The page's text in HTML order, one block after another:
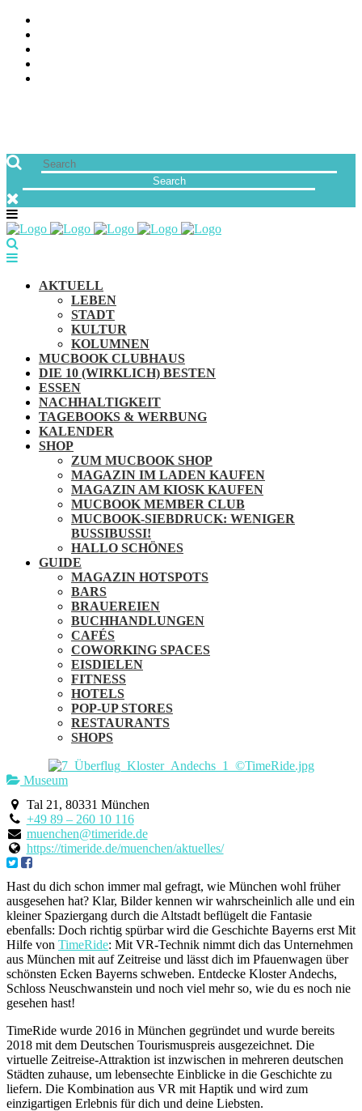
AKTUELL
LEBEN
STADT
KULTUR
KOLUMNEN
MUCBOOK CLUBHAUS
DIE 10 (WIRKLICH) BESTEN
ESSEN
NACHHALTIGKEIT
TAGEBOOKS & WERBUNG
KALENDER
SHOP
ZUM MUCBOOK SHOP
MAGAZIN IM LADEN KAUFEN
MAGAZIN AM KIOSK KAUFEN
MUCBOOK MEMBER CLUB
MUCBOOK-SIEBDRUCK: WENIGER
BUSSIBUSSI!
HALLO SCHÖNES
GUIDE
MAGAZIN HOTSPOTS
BARS
BRAUEREIEN
BUCHHANDLUNGEN
CAFÉS
COWORKING SPACES
EISDIELEN
FITNESS
HOTELS
POP-UP STORES
RESTAURANTS
SHOPS
Museum
Tal 21, 80331 München
+49 89 – 260 10 116
muenchen@timeride.de
https://timeride.de/muenchen/aktuelles/
Hast du dich schon immer mal gefragt, wie München wohl früher
ausgesehen hat? Klar, Bilder kennen wir wahrscheinlich alle und ein
kleiner Spaziergang durch die Altstadt beflügelt die Fantasie
ebenfalls: Doch richtig spürbar wird die Geschichte Bayerns erst Mit
Hilfe von TimeRide: Mit VR-Technik nimmt dich das Unternehmen
aus München mit auf Zeitreise und lässt dich im Pfauenwagen über
schönsten Ecken Bayerns schweben. Entdecke Kloster Andechs,
Schloss Neuschwanstein und noch viel mehr so, wie du es noch nie
gesehen hast!
TimeRide wurde 2016 in München gegründet und wurde bereits
2018 mit dem Deutschen Tourismuspreis ausgezeichnet. Die
virtuelle Zeitreise-Attraktion ist inzwischen in mehreren deutschen
Städten zuhause, um lebensechte Einblicke in die Geschichte zu
liefern. Die Kombination aus VR mit Haptik und wird zum
einzigartigen Erlebnis für dich und deine Liebsten.